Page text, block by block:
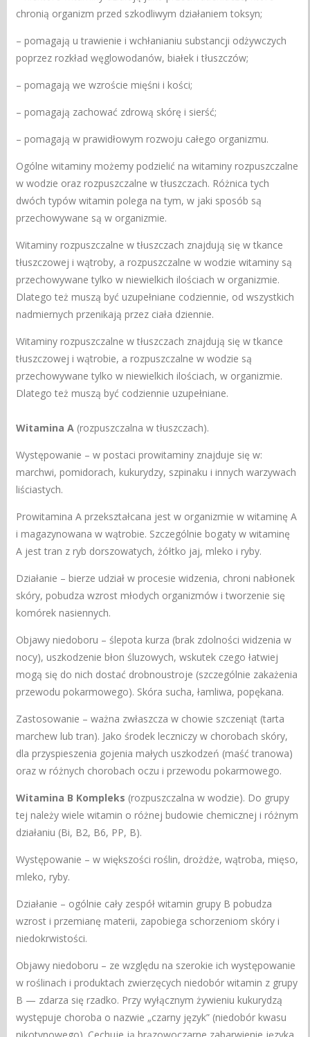
chronią organizm przed szkodliwym działaniem toksyn;
– pomagają u trawienie i wchłanianiu substancji odżywczych
poprzez rozkład węglowodanów, białek i tłuszczów;
– pomagają we wzroście mięśni i kości;
– pomagają zachować zdrową skórę i sierść;
– pomagają w prawidłowym rozwoju całego organizmu.
Ogólne witaminy możemy podzielić na witaminy rozpuszczalne
w wodzie oraz rozpuszczalne w tłuszczach. Różnica tych
dwóch typów witamin polega na tym, w jaki sposób są
przechowywane są w organizmie.
Witaminy rozpuszczalne w tłuszczach znajdują się w tkance
tłuszczowej i wątroby, a rozpuszczalne w wodzie witaminy są
przechowywane tylko w niewielkich ilościach w organizmie.
Dlatego też muszą być uzupełniane codziennie, od wszystkich
nadmiernych przenikają przez ciała dziennie.
Witaminy rozpuszczalne w tłuszczach znajdują się w tkance
tłuszczowej i wątrobie, a rozpuszczalne w wodzie są
przechowywane tylko w niewielkich ilościach, w organizmie.
Dlatego też muszą być codziennie uzupełniane.
Witamina A (rozpuszczalna w tłuszczach).
Występowanie – w postaci prowitaminy znajduje się w:
marchwi, pomidorach, kukurydzy, szpinaku i innych warzywach
liściastych.
Prowitamina A przekształcana jest w organizmie w witaminę A
i magazynowana w wątrobie. Szczególnie bogaty w witaminę
A jest tran z ryb dorszowatych, żółtko jaj, mleko i ryby.
Działanie – bierze udział w procesie widzenia, chroni nabłonek
skóry, pobudza wzrost młodych organizmów i tworzenie się
komórek nasiennych.
Objawy niedoboru – ślepota kurza (brak zdolności widzenia w
nocy), uszkodzenie błon śluzowych, wskutek czego łatwiej
mogą się do nich dostać drobnoustroje (szczególnie zakażenia
przewodu pokarmowego). Skóra sucha, łamliwa, popękana.
Zastosowanie – ważna zwłaszcza w chowie szczeniąt (tarta
marchew lub tran). Jako środek leczniczy w chorobach skóry,
dla przyspieszenia gojenia małych uszkodzeń (maść tranowa)
oraz w różnych chorobach oczu i przewodu pokarmowego.
Witamina B Kompleks (rozpuszczalna w wodzie). Do grupy
tej należy wiele witamin o różnej budowie chemicznej i różnym
działaniu (Bi, B2, B6, PP, B).
Występowanie – w większości roślin, drożdże, wątroba, mięso,
mleko, ryby.
Działanie – ogólnie cały zespół witamin grupy B pobudza
wzrost i przemianę materii, zapobiega schorzeniom skóry i
niedokrwistości.
Objawy niedoboru – ze względu na szerokie ich występowanie
w roślinach i produktach zwierzęcych niedobór witamin z grupy
B — zdarza się rzadko. Przy wyłącznym żywieniu kukurydzą
występuje choroba o nazwie „czarny język” (niedobór kwasu